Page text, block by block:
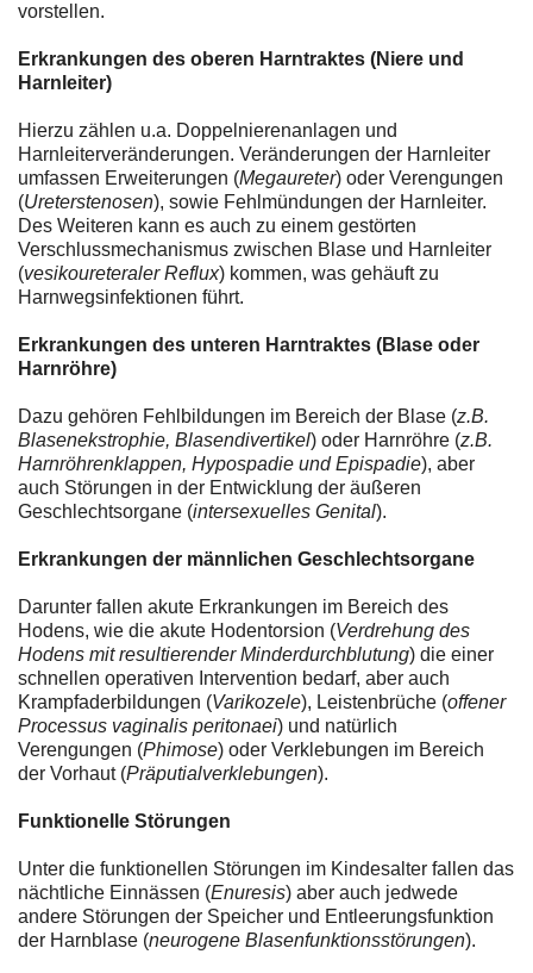
vorstellen.
Erkrankungen des oberen Harntraktes (Niere und
Harnleiter)
Hierzu zählen u.a. Doppelnierenanlagen und
Harnleiterveränderungen. Veränderungen der Harnleiter
umfassen Erweiterungen (Megaureter) oder Verengungen
(Ureterstenosen), sowie Fehlmündungen der Harnleiter.
Des Weiteren kann es auch zu einem gestörten
Verschlussmechanismus zwischen Blase und Harnleiter
(vesikoureteraler Reflux) kommen, was gehäuft zu
Harnwegsinfektionen führt.
Erkrankungen des unteren Harntraktes (Blase oder
Harnröhre)
Dazu gehören Fehlbildungen im Bereich der Blase (z.B.
Blasenekstrophie, Blasendivertikel) oder Harnröhre (z.B.
Harnröhrenklappen, Hypospadie und Epispadie), aber
auch Störungen in der Entwicklung der äußeren
Geschlechtsorgane (intersexuelles Genital).
Erkrankungen der männlichen Geschlechtsorgane
Darunter fallen akute Erkrankungen im Bereich des
Hodens, wie die akute Hodentorsion (Verdrehung des
Hodens mit resultierender Minderdurchblutung) die einer
schnellen operativen Intervention bedarf, aber auch
Krampfaderbildungen (Varikozele), Leistenbrüche (offener
Processus vaginalis peritonaei) und natürlich
Verengungen (Phimose) oder Verklebungen im Bereich
der Vorhaut (Präputialverklebungen).
Funktionelle Störungen
Unter die funktionellen Störungen im Kindesalter fallen das
nächtliche Einnässen (Enuresis) aber auch jedwede
andere Störungen der Speicher und Entleerungsfunktion
der Harnblase (neurogene Blasenfunktionsstörungen).